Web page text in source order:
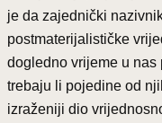
je da zajednički
postmaterijalističke
dogledno vrijeme u nas
trebaju li pojedine od
izraženiji dio